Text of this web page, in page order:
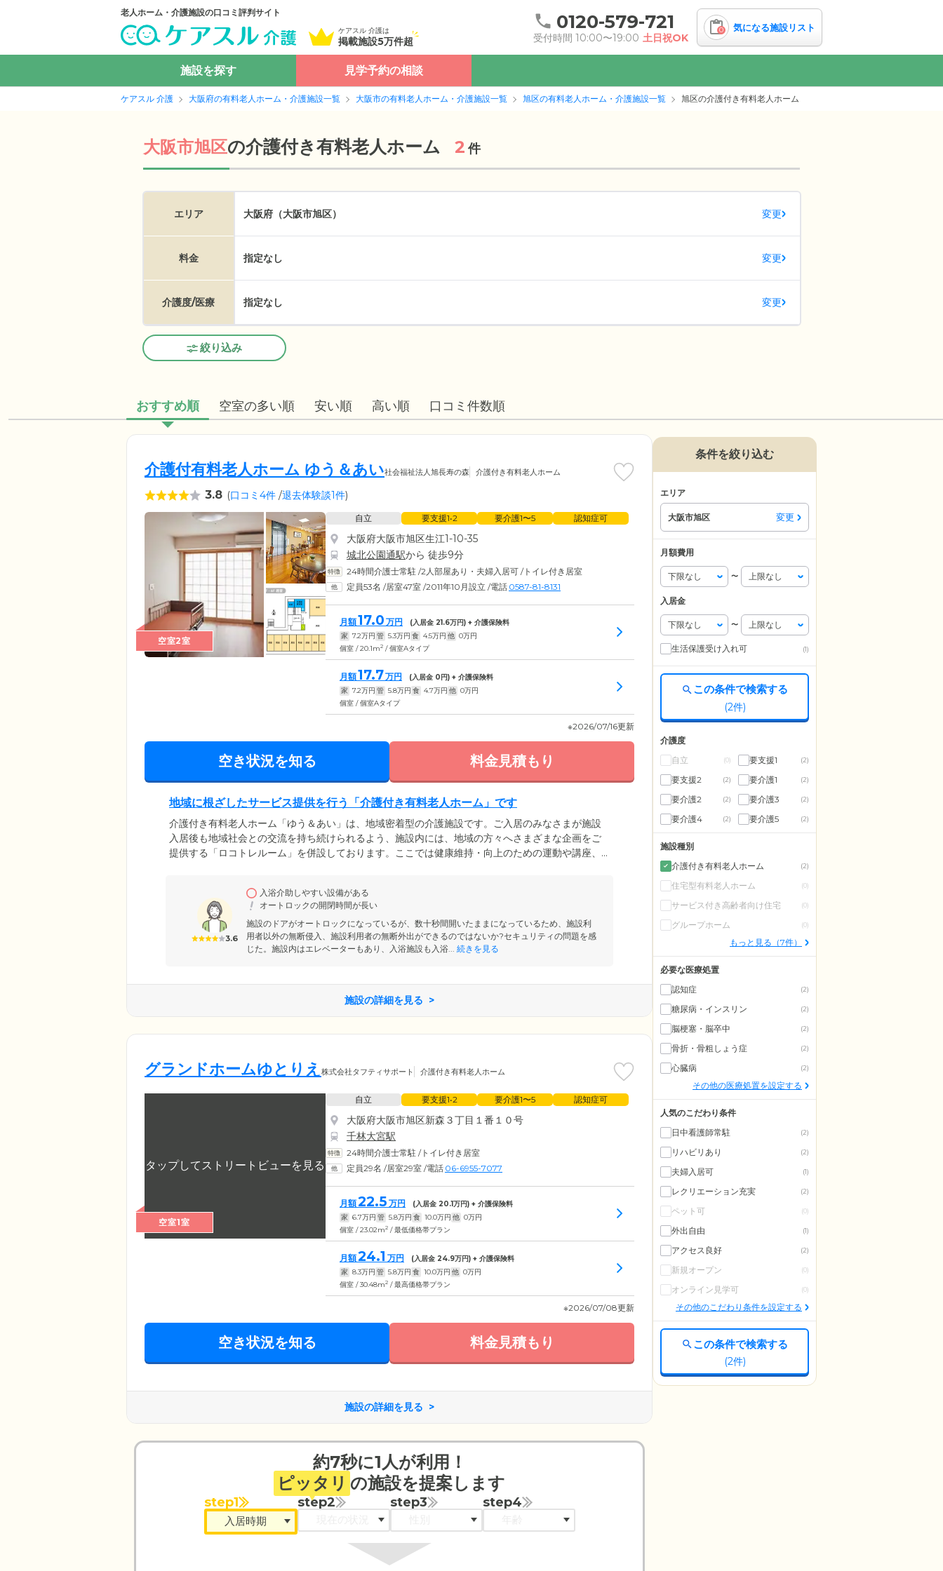
老人ホーム・介護施設の口コミ評判サイト
ケアスル 介護は
掲載施設5万件超
0120-579-721
受付時間 10:00〜19:00 土日祝OK
0 気になる施設リスト
施設を探す 見学予約の相談
ケアスル 介護 大阪府の有料老人ホーム・介護施設一覧 大阪市の有料老人ホーム・介護施設一覧 旭区の有料老人ホーム・介護施設一覧 旭区の介護付き有料老人ホーム
大阪市旭区の介護付き有料老人ホーム 2 件
エリア 大阪府（大阪市旭区） 変更
料金 指定なし 変更
介護度/医療 指定なし 変更
絞り込み
おすすめ順 空室の多い順 安い順 高い順 口コミ件数順
介護付有料老人ホーム ゆう＆あい社会福祉法人旭長寿の森 介護付き有料老人ホーム
3.8 (口コミ4件 /退去体験談1件)
空室2室
自立 要支援1•2 要介護1〜5 認知症可
大阪府大阪市旭区生江1-10-35
城北公園通駅から 徒歩9分
24時間介護士常駐 /2人部屋あり・夫婦入居可 /トイレ付き居室
定員53名 /居室47室 /2011年10月設立 /電話 0587-81-8131
月額17.0 万円 (入居金 21.6万円) + 介護保険料
家 7.2万円 管 5.3万円 食 4.5万円 他 0万円
個室 / 20.1m2 / 個室Aタイプ
月額17.7万円 (入居金 0円) + 介護保険料
家 7.2万円 管 5.8万円 食 4.7万円 他 0万円
個室 / 個室Aタイプ
※2026/07/16更新
空き状況を知る 料金見積もり
地域に根ざしたサービス提供を行う「介護付き有料老人ホーム」です
介護付き有料老人ホーム「ゆう＆あい」は、地域密着型の介護施設です。ご入居のみなさまが施設
入居後も地域社会との交流を持ち続けられるよう、施設内には、地域の方々へさまざまな企画をご
提供する「ロコトレルーム」を併設しております。ここでは健康維持・向上のための運動や講座、
す。孤立感を解消し、介護に頼り切らない「自立」した日常生活を送ることができるよう、多角的
な視点からサポートいたします。
3.6
入浴介助しやすい設備がある
オートロックの開閉時間が長い
施設のドアがオートロックになっているが、数十秒間開いたままになっているため、施設利
用者以外の無断侵入、施設利用者の無断外出ができるのではないか?セキュリティの問題を感
じた。施設内はエレベーターもあり、入浴施設も入浴...
続きを見る
施設の詳細を見る
グランドホームゆとりえ 株式会社タフティサポート 介護付き有料老人ホーム
空室1室
自立 要支援1•2 要介護1〜5 認知症可
大阪府大阪市旭区新森３丁目１番１０号
千林大宮駅
24時間介護士常駐 /トイレ付き居室
定員29名 /居室29室 /電話 06-6955-7077
月額22.5 万円 (入居金 20.1万円) + 介護保険料
家 6.7万円 管 5.8万円 食 10.0万円 他 0万円
個室 / 23.02m2 / 最低価格帯プラン
月額24.1 万円 (入居金 24.9万円) + 介護保険料
家 8.3万円 管 5.8万円 食 10.0万円 他 0万円
個室 / 30.48m2 / 最高価格帯プラン
※2026/07/08更新
空き状況を知る 料金見積もり
施設の詳細を見る
約7秒に1人が利用！
ピッタリ の施設を提案します
step1 step2 step3 step4
条件を絞り込む
エリア
大阪市旭区 変更
月額費用
〜
入居金
〜
生活保護受け入れ可 (1)
この条件で検索する
(2件)
介護度
自立
(0) 要支援1 (2)
要支援2 (2) 要介護1 (2)
要介護2 (2) 要介護3 (2)
要介護4 (2) 要介護5 (2)
施設種別
介護付き有料老人ホーム
(2)
住宅型有料老人ホーム (0)
サービス付き高齢者向け住宅 (0)
グループホーム (0)
もっと見る（7件）
必要な医療処置
認知症
(2)
糖尿病・インスリン (2)
脳梗塞・脳卒中 (2)
骨折・骨粗しょう症 (2)
心臓病 (2)
その他の医療処置を設定する
人気のこだわり条件
日中看護師常駐
(2)
リハビリあり (2)
夫婦入居可 (1)
レクリエーション充実 (2)
ペット可 (0)
外出自由 (1)
アクセス良好 (2)
新規オープン (0)
オンライン見学可 (0)
その他のこだわり条件を設定する
この条件で検索する
(2件)